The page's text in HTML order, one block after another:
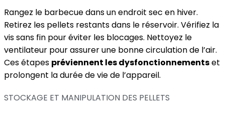
Rangez le barbecue dans un endroit sec en hiver.
Retirez les pellets restants dans le réservoir. Vérifiez la
vis sans fin pour éviter les blocages. Nettoyez le
ventilateur pour assurer une bonne circulation de l’air.
Ces étapes préviennent les dysfonctionnementset
prolongent la durée de vie de l’appareil.
STOCKAGE ET MANIPULATION DES PELLETS